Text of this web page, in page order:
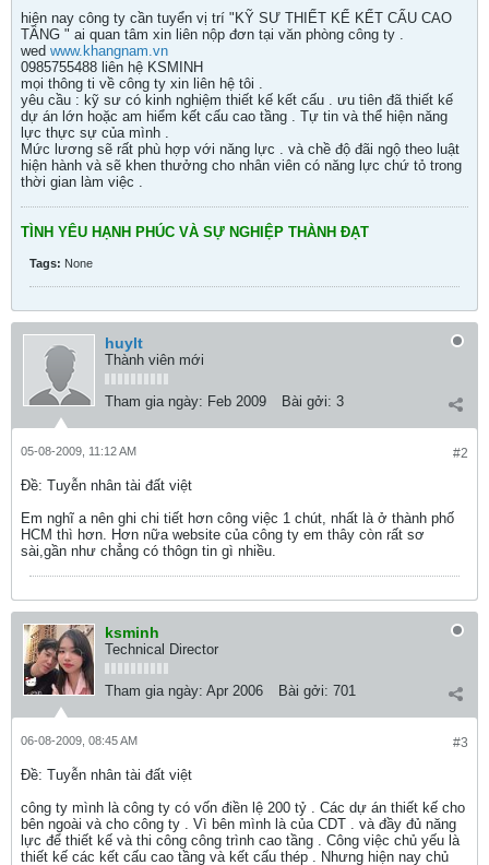
hiện nay công ty cần tuyển vị trí "KỸ SƯ THIẾT KẾ KẾT CẤU CAO
TẦNG " ai quan tâm xin liên nộp đơn tại văn phòng công ty .
wed www.khangnam.vn
0985755488 liên hệ KSMINH
mọi thông ti về công ty xin liên hệ tôi .
yêu cầu : kỹ sư có kinh nghiệm thiết kế kết cấu . ưu tiên đã thiết kế
dự án lớn hoặc am hiểm kết cấu cao tầng . Tự tin và thể hiện năng
lực thực sự của mình .
Mức lương sẽ rất phù hợp với năng lực . và chề độ đãi ngộ theo luật
hiện hành và sẽ khen thưởng cho nhân viên có năng lực chứ tỏ trong
thời gian làm việc .
TÌNH YÊU HẠNH PHÚC VÀ SỰ NGHIỆP THÀNH ĐẠT
Tags: None
huylt
Thành viên mới
Tham gia ngày: Feb 2009 Bài gởi: 3
#2
05-08-2009, 11:12 AM
Ðề: Tuyễn nhân tài đất việt
Em nghĩ a nên ghi chi tiết hơn công việc 1 chút, nhất là ở thành phố
HCM thì hơn. Hơn nữa website của công ty em thây còn rất sơ
sài,gần như chẳng có thôgn tin gì nhiều.
ksminh
Technical Director
Tham gia ngày: Apr 2006 Bài gởi: 701
#3
06-08-2009, 08:45 AM
Ðề: Tuyễn nhân tài đất việt
công ty mình là công ty có vốn điền lệ 200 tỷ . Các dự án thiết kế cho
bên ngoài và cho công ty . Vì bên mình là của CDT . và đầy đủ năng
lực để thiết kế và thi công công trình cao tầng . Công việc chủ yếu là
thiết kế các kết cấu cao tầng và kết cấu thép . Nhưng hiện nay chủ